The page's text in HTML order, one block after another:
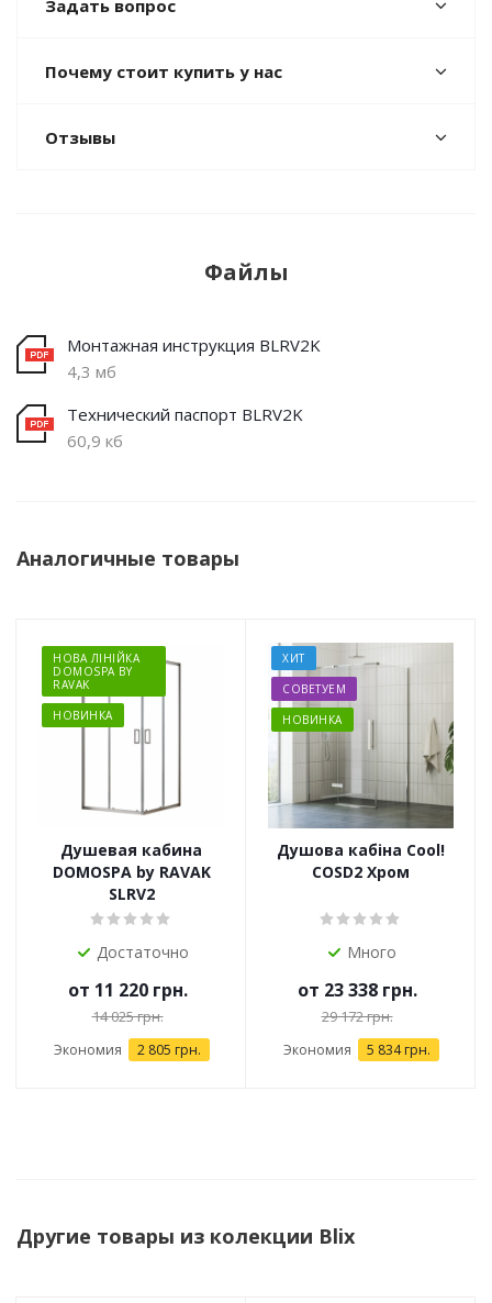
Задать вопрос
Почему стоит купить у нас
Отзывы
Файлы
Монтажная инструкция BLRV2K
4,3 мб
Технический паспорт BLRV2K
60,9 кб
Аналогичные товары
НОВА ЛІНІЙКА
DOMOSPA BY
RAVAK
НОВИНКА
Душевая кабина
DOMOSPA by RAVAK
SLRV2
Достаточно
от 11 220 грн.
14 025 грн.
Экономия 2 805 грн.
ХИТ
СОВЕТУЕМ
НОВИНКА
Душова кабіна Cool!
COSD2 Хром
Много
от 23 338 грн.
29 172 грн.
Экономия 5 834 грн.
Другие товары из колекции Blix